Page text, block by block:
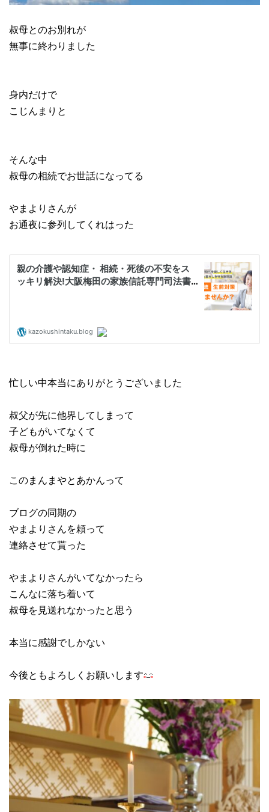
叔母とのお別れが
無事に終わりました
身内だけで
こじんまりと
そんな中
叔母の相続でお世話になってる
やまよりさんが
お通夜に参列してくれはった
忙しい中本当にありがとうございました
叔父が先に他界してしまって
子どもがいてなくて
叔母が倒れた時に
このまんまやとあかんって
ブログの同期の
やまよりさんを頼って
連絡させて貰った
やまよりさんがいてなかったら
こんなに落ち着いて
叔母を見送れなかったと思う
本当に感謝でしかない
今後ともよろしくお願いします